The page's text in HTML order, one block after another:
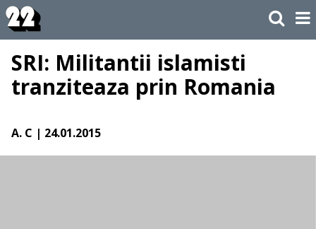
SRI: Militantii islamisti
tranziteaza prin Romania
A. C | 24.01.2015